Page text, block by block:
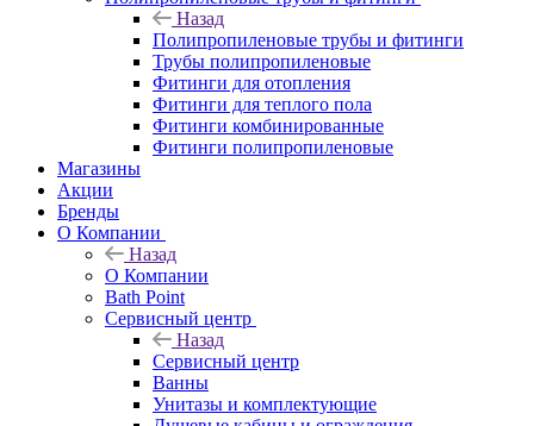
Назад
Полипропиленовые трубы и фитинги
Трубы полипропиленовые
Фитинги для отопления
Фитинги для теплого пола
Фитинги комбинированные
Фитинги полипропиленовые
Магазины
Акции
Бренды
О Компании
Назад
О Компании
Bath Point
Сервисный центр
Назад
Сервисный центр
Ванны
Унитазы и комплектующие